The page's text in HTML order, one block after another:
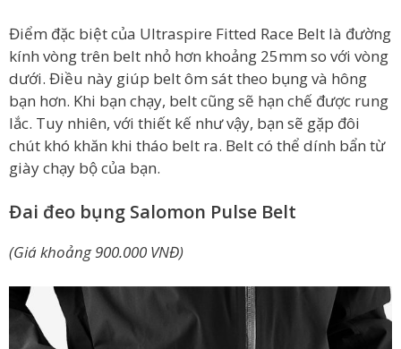
Điểm đặc biệt của Ultraspire Fitted Race Belt là đường
kính vòng trên belt nhỏ hơn khoảng 25mm so với vòng
dưới. Điều này giúp belt ôm sát theo bụng và hông
bạn hơn. Khi bạn chạy, belt cũng sẽ hạn chế được rung
lắc. Tuy nhiên, với thiết kế như vậy, bạn sẽ gặp đôi
chút khó khăn khi tháo belt ra. Belt có thể dính bẩn từ
giày chạy bộ của bạn.
Đai đeo bụng Salomon Pulse Belt
(Giá khoảng 900.000 VNĐ)